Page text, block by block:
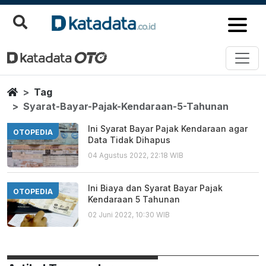
Syarat Bayar Pajak Kendaraan
Berita Terbaru
HomeTag
Syarat-Bayar-Pajak-Kendaraan-5-Tahunan
OTOPEDIA
Ini Syarat Bayar Pajak Kendaraan agar
Data Tidak Dihapus
04 Agustus 2022, 22:18 WIB
OTOPEDIA
Ini Biaya dan Syarat Bayar Pajak
Kendaraan 5 Tahunan
02 Juni 2022, 10:30 WIB